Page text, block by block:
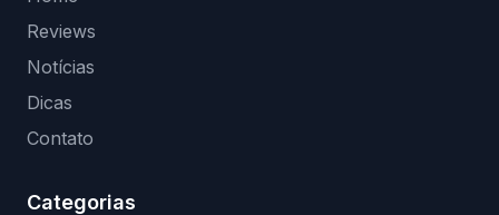
Reviews
Notícias
Dicas
Contato
Categorias